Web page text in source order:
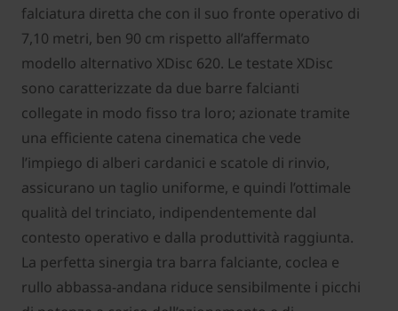
falciatura diretta che con il suo fronte operativo di
7,10 metri, ben 90 cm rispetto all’affermato
modello alternativo XDisc 620. Le testate XDisc
sono caratterizzate da due barre falcianti
collegate in modo fisso tra loro; azionate tramite
una efficiente catena cinematica che vede
l’impiego di alberi cardanici e scatole di rinvio,
assicurano un taglio uniforme, e quindi l’ottimale
qualità del trinciato, indipendentemente dal
contesto operativo e dalla produttività raggiunta.
La perfetta sinergia tra barra falciante, coclea e
rullo abbassa-andana riduce sensibilmente i picchi